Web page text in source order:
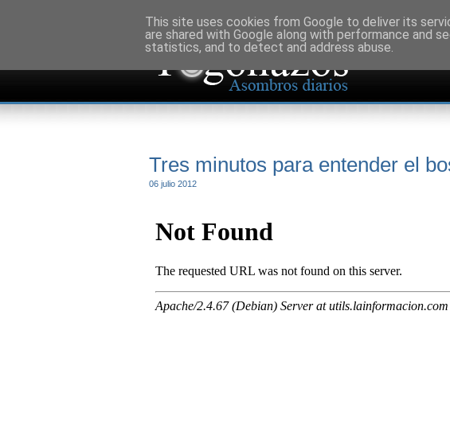
Tres minutos para entender el
06 julio 2012
This site uses cookies from Google to deliver its
are shared with Google along with performance and
statistics, and to detect and address abuse.